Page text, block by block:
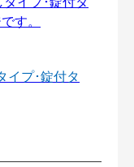
イプ･錠付タ